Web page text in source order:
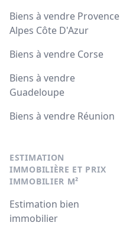
Biens à vendre Provence
Alpes Côte D'Azur
Biens à vendre Corse
Biens à vendre
Guadeloupe
Biens à vendre Réunion
ESTIMATION
IMMOBILIÈRE ET PRIX
IMMOBILIER M²
Estimation bien
immobilier